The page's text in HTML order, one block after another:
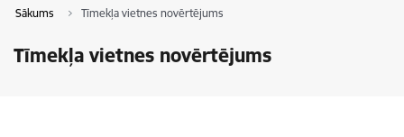
Sākums Tīmekļa vietnes novērtējums
Tīmekļa vietnes novērtējums